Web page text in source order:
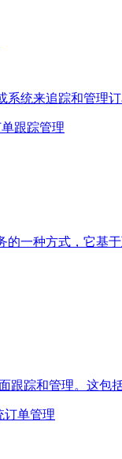
统来追踪和管理
跟踪管理
一种方式，它基
跟踪和管理。这包
订单管理